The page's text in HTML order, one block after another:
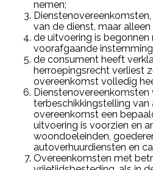
nemen;
van de dienst, maar alleen
de uitvoering is begonnen
voorafgaande
de consument heeft
herroepingsrecht verliest
overeenkomst volledig
Dienstenovereenkomsten
terbeschikkingstelling
overeenkomst een
uitvoering is voorzien en
woondoeleinden,
autoverhuurdiensten en
Overeenkomsten met